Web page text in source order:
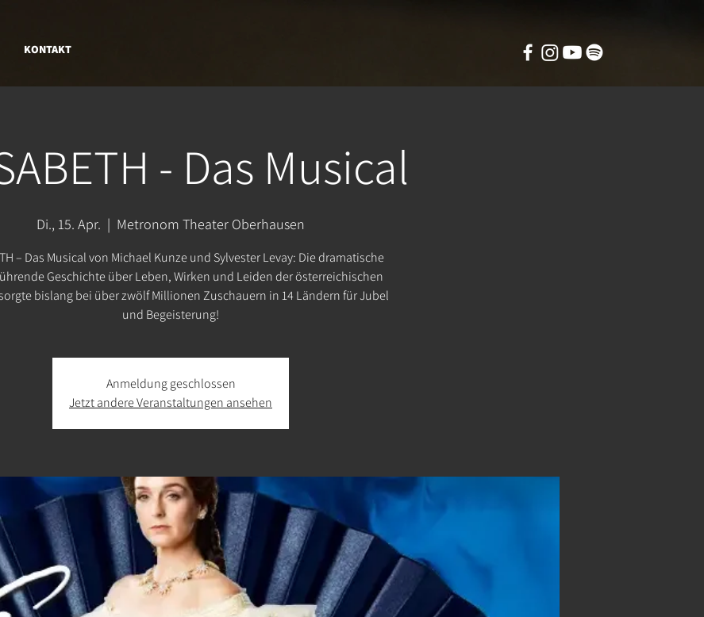
KONTAKT
- Das Musical
Di., 15. Apr.
  |
Metronom Theater Oberhausen
– Das Musical von Michael Kunze und Sylvester Levay: Die dramatische
Geschichte über Leben, Wirken und Leiden der österreichischen
bislang bei über zwölf Millionen Zuschauern in 14 Ländern für Jubel
und Begeisterung!
Anmeldung geschlossen
Jetzt andere Veranstaltungen ansehen